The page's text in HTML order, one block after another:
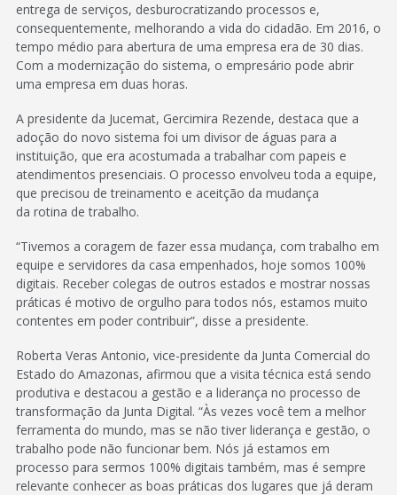
entrega de serviços, desburocratizando processos e,
consequentemente, melhorando a vida do cidadão. Em 2016, o
tempo médio para abertura de uma empresa era de 30 dias.
Com a modernização do sistema, o empresário pode abrir
uma empresa em duas horas.
A presidente da Jucemat, Gercimira Rezende, destaca que a
adoção do novo sistema foi um divisor de águas para a
instituição, que era acostumada a trabalhar com papeis e
atendimentos presenciais. O processo envolveu toda a equipe,
que precisou de treinamento e aceitção da mudança
da rotina de trabalho.
“Tivemos a coragem de fazer essa mudança, com trabalho em
equipe e servidores da casa empenhados, hoje somos 100%
digitais. Receber colegas de outros estados e mostrar nossas
práticas é motivo de orgulho para todos nós, estamos muito
contentes em poder contribuir”, disse a presidente.
Roberta Veras Antonio, vice-presidente da Junta Comercial do
Estado do Amazonas, afirmou que a visita técnica está sendo
produtiva e destacou a gestão e a liderança no processo de
transformação da Junta Digital. “Às vezes você tem a melhor
ferramenta do mundo, mas se não tiver liderança e gestão, o
trabalho pode não funcionar bem. Nós já estamos em
processo para sermos 100% digitais também, mas é sempre
relevante conhecer as boas práticas dos lugares que já deram